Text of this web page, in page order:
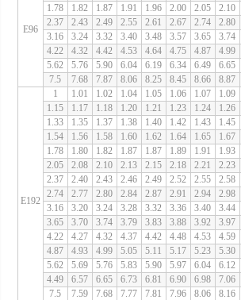
E96
2.10
2.05
2.00
1.96
1.91
1.87
1.82
1.78
2.80
2.74
2.67
2.61
2.55
2.49
2.43
2.37
3.74
3.65
3.57
3.48
3.40
3.32
3.24
3.16
4.99
4.87
4.75
4.64
4.53
4.42
4.32
4.22
6.65
6.49
6.34
6.19
6.04
5.90
5.76
5.62
8.87
8.66
8.45
8.25
8.06
7.87
7.68
7.5
1.09
1.07
1.06
1.05
1.04
1.02
1.01
1
E192
1.26
1.24
1.23
1.21
1.20
1.18
1.17
1.15
1.45
1.43
1.42
1.40
1.38
1.37
1.35
1.33
1.67
1.65
1.64
1.62
1.60
1.58
1.56
1.54
1.93
1.91
1.89
1.87
1.87
1.82
1.80
1.78
2.23
2.21
2.18
2.15
2.13
2.10
2.08
2.05
2.58
2.55
2.52
2.49
2.46
2.43
2.40
2.37
2.98
2.94
2.91
2.87
2.84
2.80
2.77
2.74
3.44
3.40
3.36
3.32
3.28
3.24
3.20
3.16
3.97
3.92
3.88
3.83
3.79
3.74
3.70
3.65
4.59
4.53
4.48
4.42
4.37
4.32
4.27
4.22
5.30
5.23
5.17
5.11
5.05
4.99
4.93
4.87
6.12
6.04
5.97
5.90
5.83
5.76
5.69
5.62
7.06
6.98
6.90
6.81
6.73
6.65
6.57
4.49
8.16
8.06
7.96
7.81
7.77
7.68
7.59
7.5